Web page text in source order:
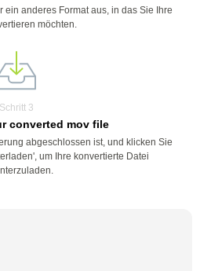
ein anderes Format aus, in das Sie Ihre
möchten.
Schritt 3
converted mov file
abgeschlossen ist, und klicken Sie
um Ihre konvertierte Datei